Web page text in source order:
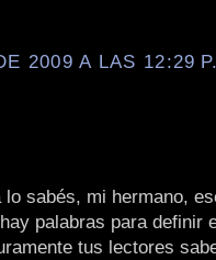
2009 A LAS 12:29
sabés, mi hermano,
palabras para definir
tus lectores